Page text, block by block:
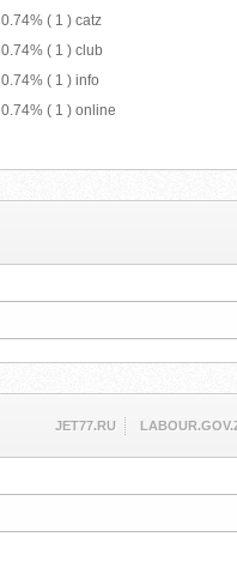
0.74% ( 1 ) catz
0.74% ( 1 ) club
0.74% ( 1 ) info
0.74% ( 1 ) online
JET77.RU